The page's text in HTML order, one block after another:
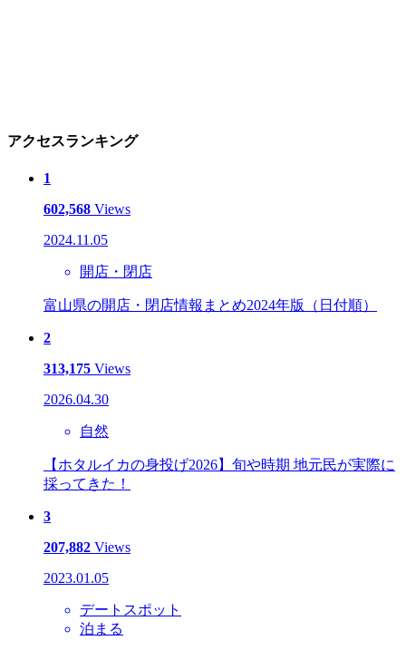
アクセスランキング
1
602,568 Views
2024.11.05
開店・閉店
富山県の開店・閉店情報まとめ2024年版（日付順）
2
313,175 Views
2026.04.30
自然
【ホタルイカの身投げ2026】旬や時期 地元民が実際に
採ってきた！
3
207,882 Views
2023.01.05
デートスポット
泊まる